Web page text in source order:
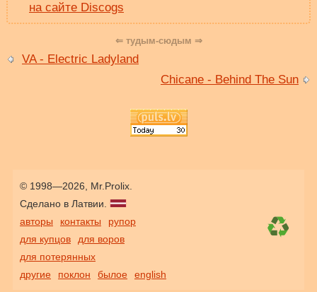
на сайте Discogs
⇐ тудым-сюдым ⇒
VA - Electric Ladyland
Chicane - Behind The Sun
© 1998—2026, Mr.Prolix.
Сделано в Латвии.
авторы
контакты
рупор
для купцов
для воров
для потерянных
другие
поклон былое english